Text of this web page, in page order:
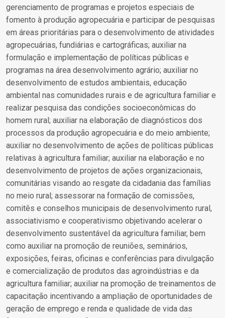
gerenciamento de programas e projetos especiais de
fomento à produção agropecuária e participar de pesquisas
em áreas prioritárias para o desenvolvimento de atividades
agropecuárias, fundiárias e cartográficas; auxiliar na
formulação e implementação de políticas públicas e
programas na área desenvolvimento agrário; auxiliar no
desenvolvimento de estudos ambientais, educação
ambiental nas comunidades rurais e de agricultura familiar e
realizar pesquisa das condições socioeconômicas do
homem rural; auxiliar na elaboração de diagnósticos dos
processos da produção agropecuária e do meio ambiente;
auxiliar no desenvolvimento de ações de políticas públicas
relativas à agricultura familiar; auxiliar na elaboração e no
desenvolvimento de projetos de ações organizacionais,
comunitárias visando ao resgate da cidadania das famílias
no meio rural; assessorar na formação de comissões,
comitês e conselhos municipais de desenvolvimento rural,
associativismo e cooperativismo objetivando acelerar o
desenvolvimento sustentável da agricultura familiar, bem
como auxiliar na promoção de reuniões, seminários,
exposições, feiras, oficinas e conferências para divulgação
e comercialização de produtos das agroindústrias e da
agricultura familiar; auxiliar na promoção de treinamentos de
capacitação incentivando a ampliação de oportunidades de
geração de emprego e renda e qualidade de vida das